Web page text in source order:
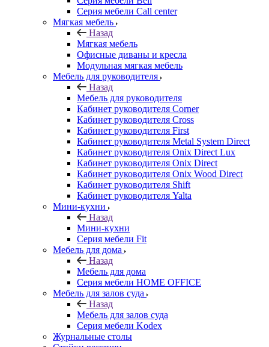
Серия мебели Call center
Мягкая мебель
Назад
Мягкая мебель
Офисные диваны и кресла
Модульная мягкая мебель
Мебель для руководителя
Назад
Мебель для руководителя
Кабинет руководителя Corner
Кабинет руководителя Cross
Кабинет руководителя First
Кабинет руководителя Metal System Direct
Кабинет руководителя Onix Direct Lux
Кабинет руководителя Onix Direct
Кабинет руководителя Onix Wood Direct
Кабинет руководителя Shift
Кабинет руководителя Yalta
Мини-кухни
Назад
Мини-кухни
Серия мебели Fit
Мебель для дома
Назад
Мебель для дома
Серия мебели HOME OFFICE
Мебель для залов суда
Назад
Мебель для залов суда
Серия мебели Kodex
Журнальные столы